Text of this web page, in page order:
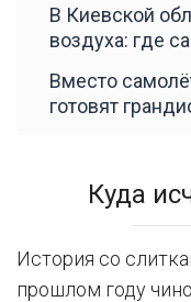
В Киевской
воздуха: где
Вместо
готовят
Куда
История со
прошлом году